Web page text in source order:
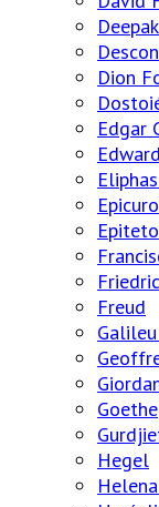
Dion
Edgar
Epicuro
Epiteto
Freud
Goethe
Hegel